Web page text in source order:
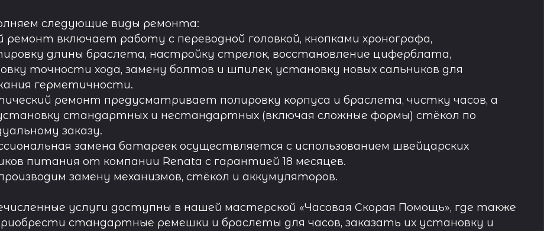
следующие виды ремонта:
ремонт включает работу с переводной головкой, кнопками хронографа,
длины браслета, настройку стрелок, восстановление циферблата,
точности хода, замену болтов и шпилек, установку новых сальников для
герметичности.
ремонт предусматривает полировку корпуса и браслета, чистку часов, а
стандартных и нестандартных (включая сложные формы) стёкол по
заказу.
замена батареек осуществляется с использованием швейцарских
питания от компании Renata с гарантией 18 месяцев.
замену механизмов, стёкол и аккумуляторов.
услуги доступны в нашей мастерской «Часовая Скорая Помощь», где также
стандартные ремешки и браслеты для часов, заказать их установку и